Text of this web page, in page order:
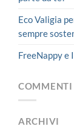
Eco Valigia
sempre
FreeNappy e
COMMENTI
ARCHIVI